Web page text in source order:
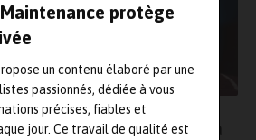
protège
un contenu élaboré par une
passionnés, dédiée à vous
précises, fiables et
jour. Ce travail de qualité est
Benjamin Frugier a pris la